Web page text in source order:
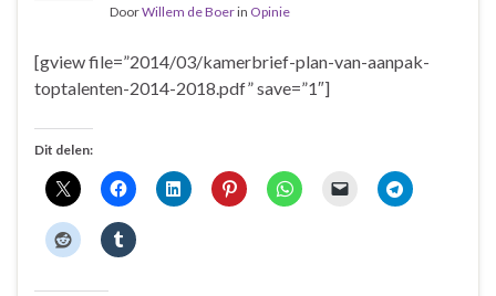
DoorWillem de Boerin Opinie
[gview file=”2014/03/kamerbrief-plan-van-aanpak-
toptalenten-2014-2018.pdf” save=”1″]
Dit delen: